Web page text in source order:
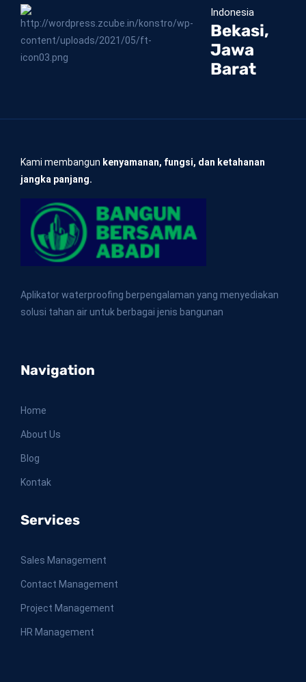
Indonesia
Bekasi,
Jawa
Barat
Kami membangun kenyamanan, fungsi, dan ketahanan
jangka panjang.
Aplikator waterproofing berpengalaman yang menyediakan
solusi tahan air untuk berbagai jenis bangunan
Navigation
Home
About Us
Blog
Kontak
Services
Sales Management
Contact Management
Project Management
HR Management